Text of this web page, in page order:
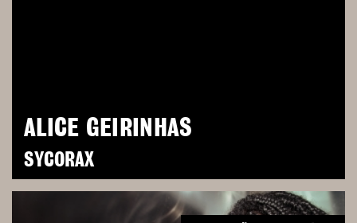
ALICE GEIRINHAS
SYCORAX